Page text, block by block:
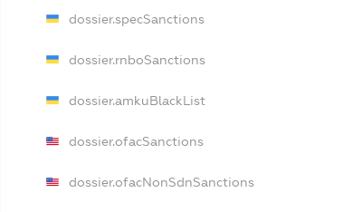
dossier.specSanctions
dossier.rnboSanctions
dossier.amkuBlackList
dossier.ofacSanctions
dossier.ofacNonSdnSanctions